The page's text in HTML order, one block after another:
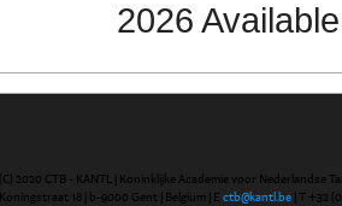
2026
(C) 2020 CTB - KANTL | Koninklijke Academie voor Nederlandse
Koningstraat 18 | b-9000 Gent | Belgium | E ctb@kantl.be | T +32